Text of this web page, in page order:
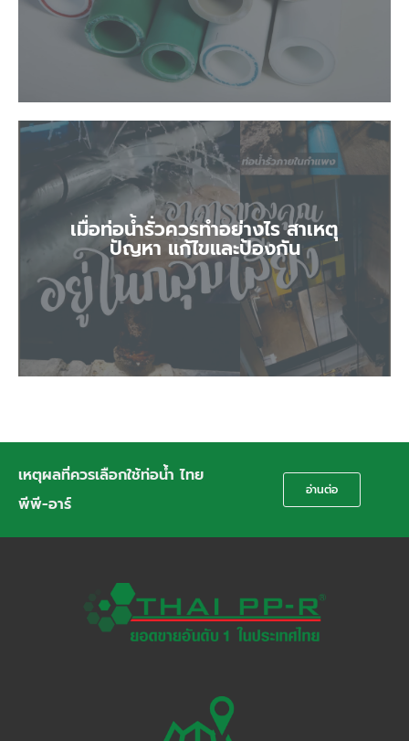
เมื่อท่อน้ำรั่วควรทำอย่างไร สาเหตุ
ปัญหา แก้ไขและป้องกัน
เมื่อท่อน้ำรั่วควรทำอย่างไร สาเหตุ
ปัญหา แก้ไขและป้องกัน
เหตุผลที่ควรเลือกใช้ท่อน้ำ ไทย
พีพี-อาร์
อ่านต่อ